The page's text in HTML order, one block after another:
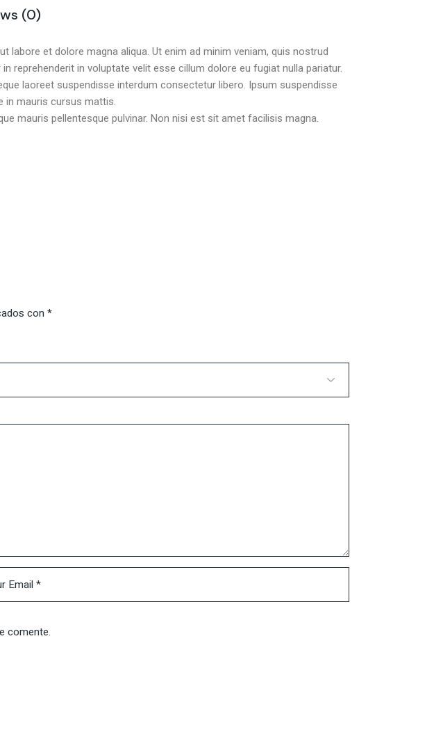
(0)
et dolore magna aliqua. Ut enim ad minim veniam, quis nostrud
reprehenderit in voluptate velit esse cillum dolore eu fugiat nulla pariatur.
laoreet suspendisse interdum consectetur libero. Ipsum suspendisse
in mauris cursus mattis.
mauris pellentesque pulvinar. Non nisi est sit amet facilisis magna.
con *
comente.